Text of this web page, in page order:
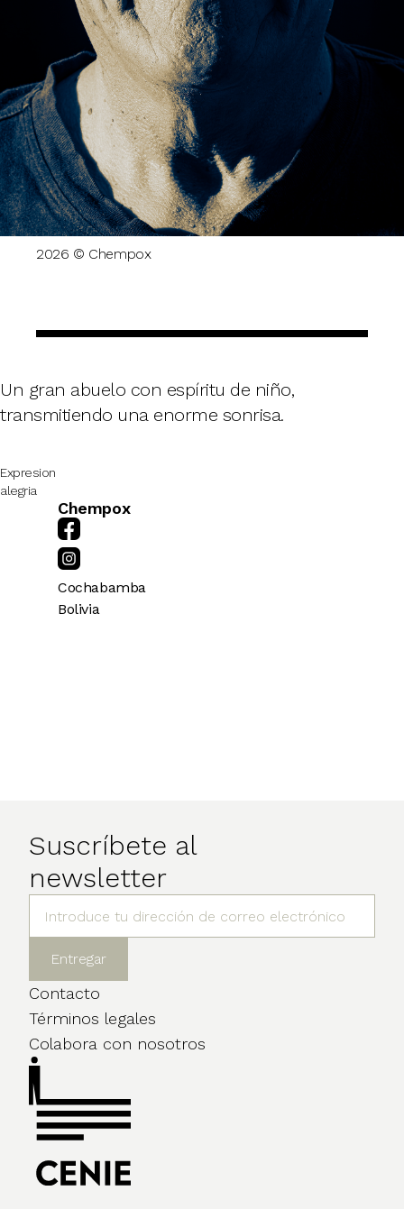
2026 © Chempox
Un gran abuelo con espíritu de niño,
transmitiendo una enorme sonrisa.
Expresion
alegria
Chempox
Cochabamba
Bolivia
Suscríbete al
newsletter
Contacto
Términos legales
Colabora con nosotros